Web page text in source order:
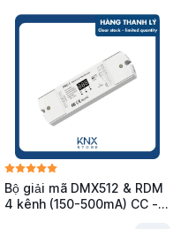
Bộ giải mã DMX512 & RDM
4 kênh (150-500mA) CC -